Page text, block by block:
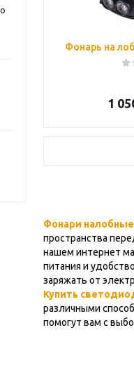
Фонарь на
1
Фонари налобные
пространства
нашем интернет
питания и
заряжать от
Купить
различными
помогут вам с